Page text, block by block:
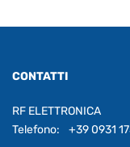
CONTATTI
RF ELETTRONICA
Telefono:
+39 0931